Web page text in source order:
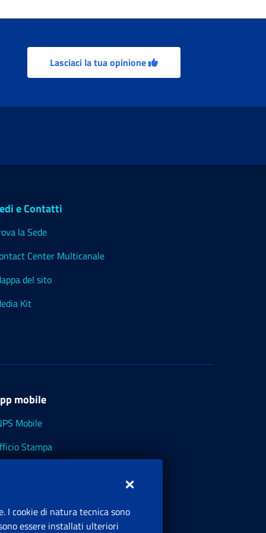
Lasciaci la tua opinione
e Contatti
la Sede
Center Multicanale
del sito
Kit
mobile
Mobile
Stampa
I cookie di natura tecnica sono
essere installati ulteriori